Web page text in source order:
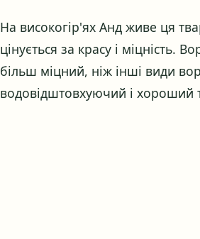
На високогір'ях Анд живе ця
цінується за красу і міцність.
більш міцний, ніж інші види
водовідштовхуючий і хороший